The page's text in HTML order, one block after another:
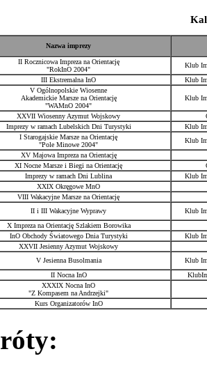
Nazwa imprezy
II Rocznicowa Impreza na Orientację
"RokInO 2004"
Klub
III Ekstremalna InO Klub
V Ogólnopolskie Wiosenne
Akademickie Marsze na Orientację
"WAMnO 2004"
Klub
XXVII Wiosenny Azymut Wojskowy
Imprezy w ramach Lubelskich Dni Turystyki
Klub
I Starogajskie Marsze na Orientację
"Pole Minowe 2004"
Klub
XV Majowa Impreza na Orientację
XI Nocne Marsze i Biegi na Orientację
Imprezy w ramach Dni Lublina
Klub
XXIX Okręgowe MnO
VIII Wakacyjne Marsze na Orientację
II i III Wakacyjne Wyprawy
Klub
X Impreza na Orientację Szlakiem Borowika
InO Obchody Światowego Dnia Turystyki
Klub
XXVII Jesienny Azymut Wojskowy
V Jesienna Busolmania
Klub
II Nocna InO
XXXIX Nocna InO
"Z Kompasem na Andrzejki"
Kurs Organizatorów InO